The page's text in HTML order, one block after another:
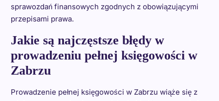
sprawozdań finansowych zgodnych z obowiązującymi
przepisami prawa.
Jakie są najczęstsze błędy w
prowadzeniu pełnej księgowości w
Zabrzu
Prowadzenie pełnej księgowości w Zabrzu wiąże się z